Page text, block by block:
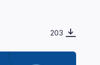
203